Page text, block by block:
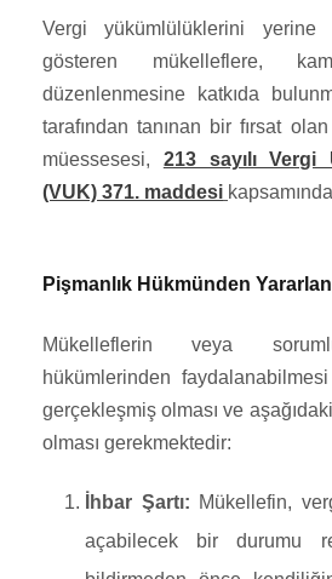
Vergi yükümlülüklerini yerine
gösteren mükelleflere,
düzenlenmesine katkıda
tarafından tanınan bir fırsat
müessesesi, 213 sayılı Vergi
(VUK) 371. maddesi
Pişmanlık Hükmünden
Mükelleflerin veya
hükümlerinden
gerçekleşmiş olması ve
olması gerekmektedir:
İhbar Şartı: Mükellefin,
açabilecek bir durumu